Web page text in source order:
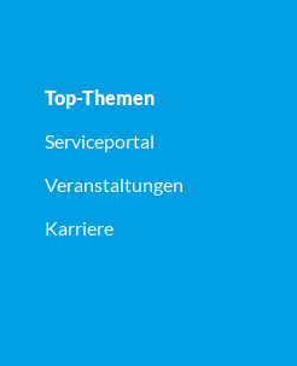
Top-Themen
Serviceportal
Veranstaltungen
Karriere